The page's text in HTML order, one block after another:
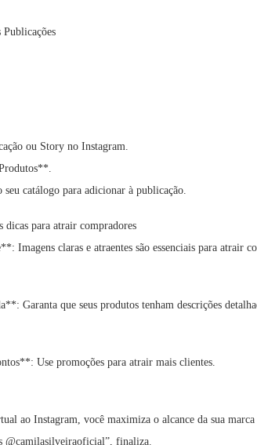
Publicações
ou Story no Instagram.
catálogo para adicionar à publicação.
dicas para atrair compradores
Imagens claras e atraentes são essenciais para atrair
Garanta que seus produtos tenham descrições
Use promoções para atrair mais clientes.
ao Instagram, você maximiza o alcance da sua
@camilasilveiraoficial”, finaliza.